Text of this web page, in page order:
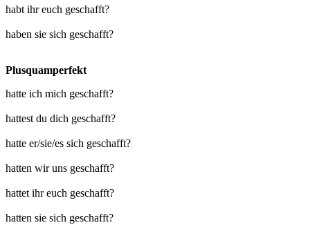
habt ihr euch geschafft?
haben sie sich geschafft?
Plusquamperfekt
hatte ich mich geschafft?
hattest du dich geschafft?
hatte er/sie/es sich geschafft?
hatten wir uns geschafft?
hattet ihr euch geschafft?
hatten sie sich geschafft?